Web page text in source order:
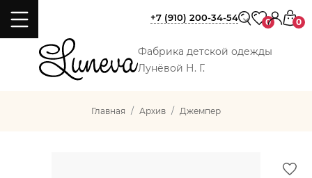
Фабрика детской одежды
Лунёвой Н. Г.
+7 (910) 200-34-54 0 0
Главная Архив Джемпер